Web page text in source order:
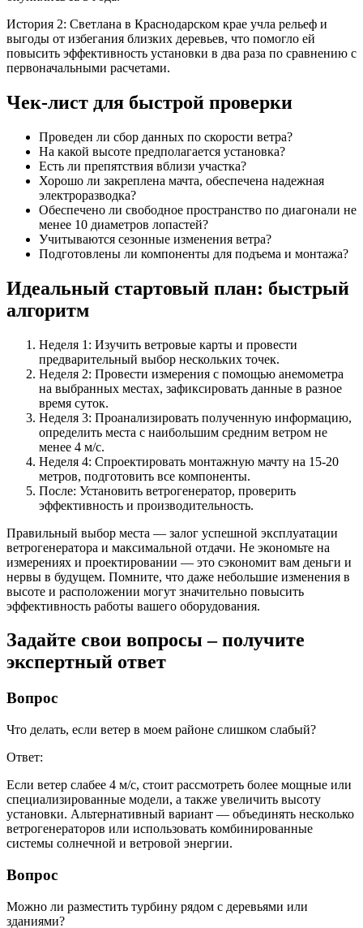
История 2: Светлана в Краснодарском крае учла рельеф и
выгоды от избегания близких деревьев, что помогло ей
повысить эффективность установки в два раза по сравнению с
первоначальными расчетами.
Чек-лист для быстрой проверки
Проведен ли сбор данных по скорости ветра?
На какой высоте предполагается установка?
Есть ли препятствия вблизи участка?
Хорошо ли закреплена мачта, обеспечена надежная
электроразводка?
Обеспечено ли свободное пространство по диагонали не
менее 10 диаметров лопастей?
Учитываются сезонные изменения ветра?
Подготовлены ли компоненты для подъема и монтажа?
Идеальный стартовый план: быстрый
алгоритм
Неделя 1: Изучить ветровые карты и провести
предварительный выбор нескольких точек.
Неделя 2: Провести измерения с помощью анемометра
на выбранных местах, зафиксировать данные в разное
время суток.
Неделя 3: Проанализировать полученную информацию,
определить места с наибольшим средним ветром не
менее 4 м/с.
Неделя 4: Спроектировать монтажную мачту на 15-20
метров, подготовить все компоненты.
После: Установить ветрогенератор, проверить
эффективность и производительность.
Правильный выбор места — залог успешной эксплуатации
ветрогенератора и максимальной отдачи. Не экономьте на
измерениях и проектировании — это сэкономит вам деньги и
нервы в будущем. Помните, что даже небольшие изменения в
высоте и расположении могут значительно повысить
эффективность работы вашего оборудования.
Задайте свои вопросы – получите
экспертный ответ
Вопрос
Что делать, если ветер в моем районе слишком слабый?
Ответ:
Если ветер слабее 4 м/с, стоит рассмотреть более мощные или
специализированные модели, а также увеличить высоту
установки. Альтернативный вариант — объединять несколько
ветрогенераторов или использовать комбинированные
системы солнечной и ветровой энергии.
Вопрос
Можно ли разместить турбину рядом с деревьями или
зданиями?